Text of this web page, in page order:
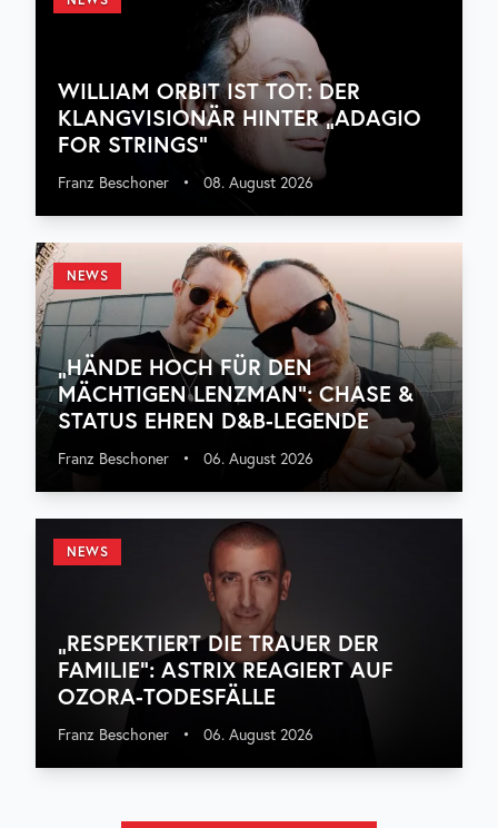
WILLIAM ORBIT IST TOT: DER
KLANGVISIONÄR HINTER „ADAGIO
FOR STRINGS“
Franz Beschoner • 08. August 2026
NEWS
„HÄNDE HOCH FÜR DEN
MÄCHTIGEN LENZMAN“: CHASE &
STATUS EHREN D&B-LEGENDE
Franz Beschoner • 06. August 2026
NEWS
„RESPEKTIERT DIE TRAUER DER
FAMILIE“: ASTRIX REAGIERT AUF
OZORA-TODESFÄLLE
Franz Beschoner • 06. August 2026